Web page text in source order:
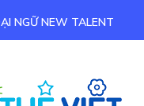
NGỮ NEW TALENT